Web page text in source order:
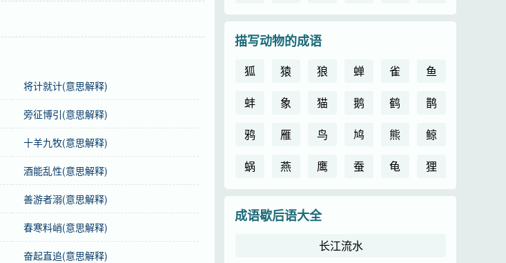
将计就计(意思解释)
旁征博引(意思解释)
十羊九牧(意思解释)
酒能乱性(意思解释)
善游者溺(意思解释)
春寒料峭(意思解释)
奋起直追(意思解释)
描写动物的成语
狐 猿 狼 蝉 雀
鱼
蚌
象 猫 鹅 鹤
鹊
鸦
雁 鸟 鸠 熊
鲸
蜗
燕 鹰 蚕 龟 狸
成语歇后语大全
长江流水